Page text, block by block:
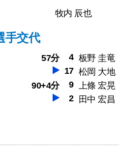
牧内 辰也
手交代
57分 4 板野 圭竜
17 松岡 大地
90+4分
9 上條 宏晃
2
田中 宏昌